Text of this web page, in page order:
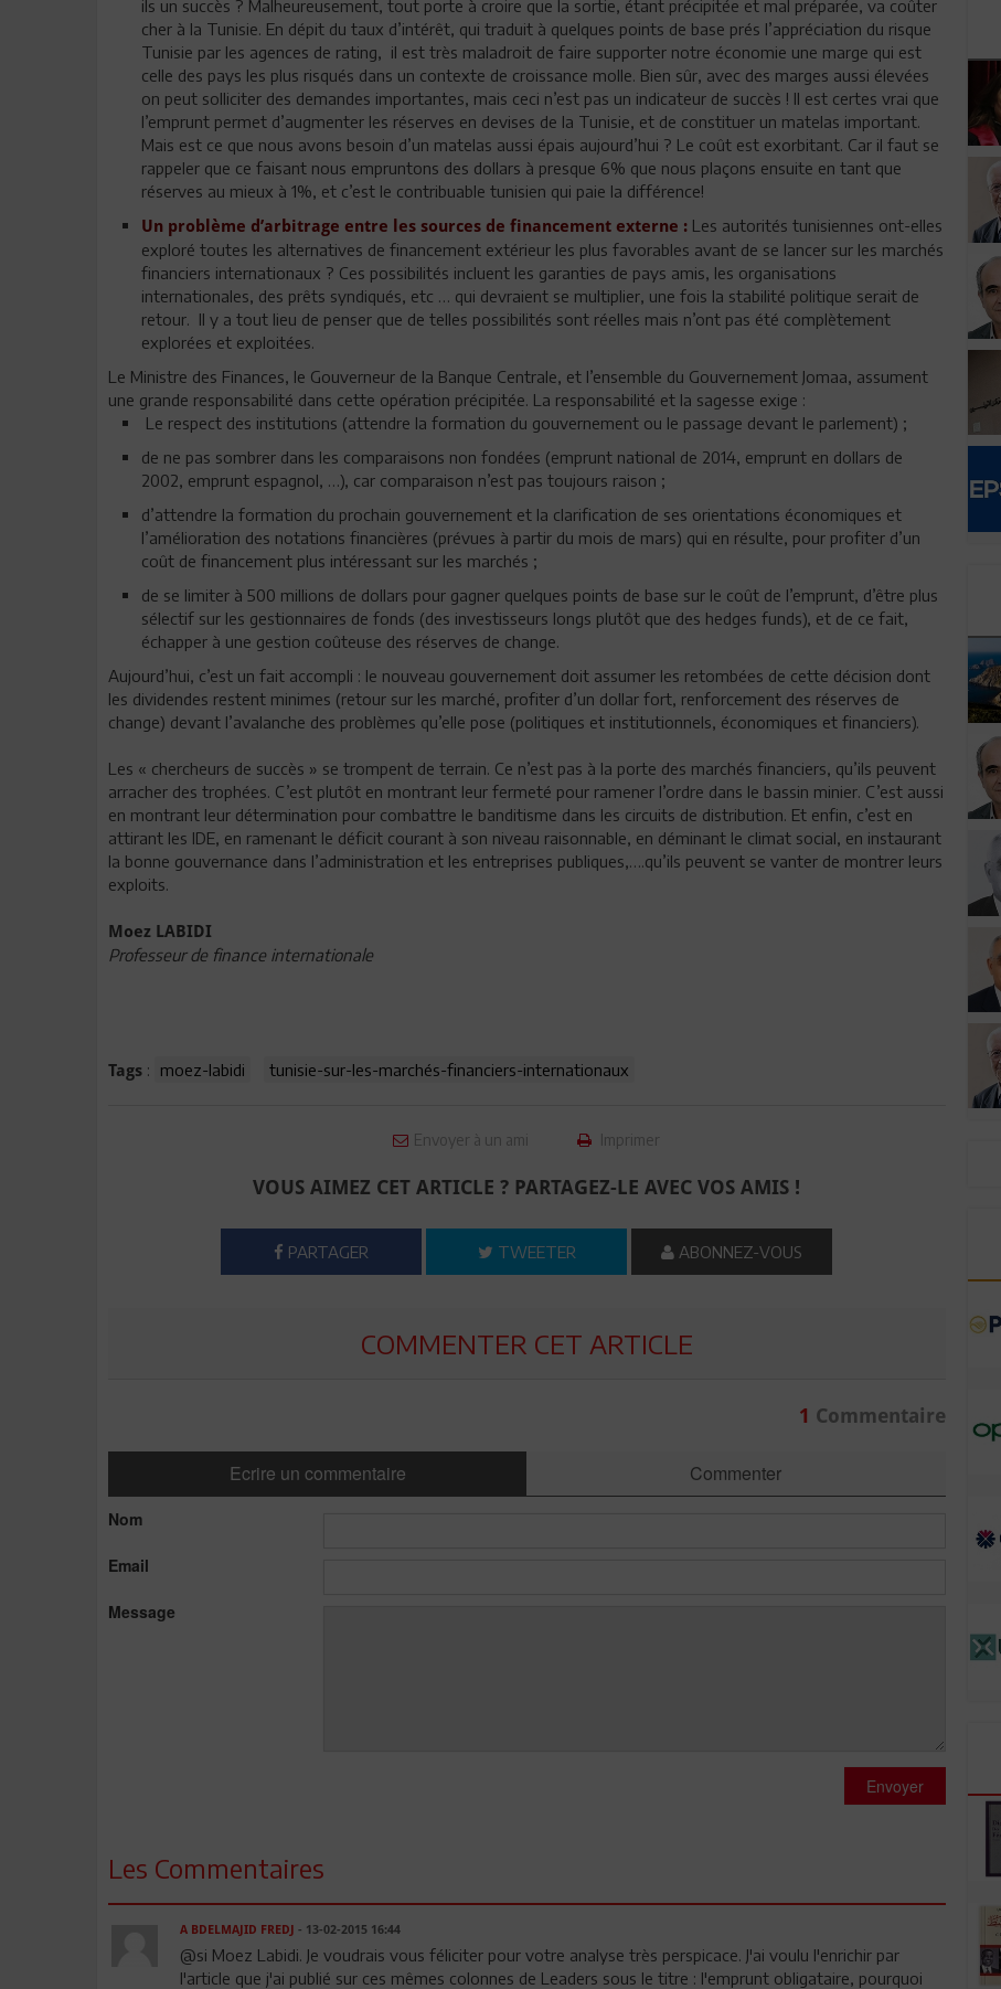
ils un succès ? Malheureusement, tout porte à croire que la sortie, étant précipitée et mal préparée, va coûter
cher à la Tunisie. En dépit du taux d’intérêt, qui traduit à quelques points de base prés l’appréciation du risque
Tunisie par les agences de rating, il est très maladroit de faire supporter notre économie une marge qui est
celle des pays les plus risqués dans un contexte de croissance molle. Bien sûr, avec des marges aussi élevées
on peut solliciter des demandes importantes, mais ceci n’est pas un indicateur de succès ! Il est certes vrai que
l’emprunt permet d’augmenter les réserves en devises de la Tunisie, et de constituer un matelas important.
Mais est ce que nous avons besoin d’un matelas aussi épais aujourd’hui ? Le coût est exorbitant. Car il faut se
rappeler que ce faisant nous empruntons des dollars à presque 6% que nous plaçons ensuite en tant que
réserves au mieux à 1%, et c’est le contribuable tunisien qui paie la différence!
Un problème d’arbitrage entre les sources de financement externe : Les autorités tunisiennes ont-elles
exploré toutes les alternatives de financement extérieur les plus favorables avant de se lancer sur les marchés
financiers internationaux ? Ces possibilités incluent les garanties de pays amis, les organisations
internationales, des prêts syndiqués, etc … qui devraient se multiplier, une fois la stabilité politique serait de
retour. Il y a tout lieu de penser que de telles possibilités sont réelles mais n’ont pas été complètement
explorées et exploitées.
Le Ministre des Finances, le Gouverneur de la Banque Centrale, et l’ensemble du Gouvernement Jomaa, assument
une grande responsabilité dans cette opération précipitée. La responsabilité et la sagesse exige :
Le respect des institutions (attendre la formation du gouvernement ou le passage devant le parlement) ;
de ne pas sombrer dans les comparaisons non fondées (emprunt national de 2014, emprunt en dollars de
2002, emprunt espagnol, …), car comparaison n’est pas toujours raison ;
d’attendre la formation du prochain gouvernement et la clarification de ses orientations économiques et
l’amélioration des notations financières (prévues à partir du mois de mars) qui en résulte, pour profiter d’un
coût de financement plus intéressant sur les marchés ;
de se limiter à 500 millions de dollars pour gagner quelques points de base sur le coût de l’emprunt, d’être plus
sélectif sur les gestionnaires de fonds (des investisseurs longs plutôt que des hedges funds), et de ce fait,
échapper à une gestion coûteuse des réserves de change.
Aujourd’hui, c’est un fait accompli : le nouveau gouvernement doit assumer les retombées de cette décision dont
les dividendes restent minimes (retour sur les marché, profiter d’un dollar fort, renforcement des réserves de
change) devant l’avalanche des problèmes qu’elle pose (politiques et institutionnels, économiques et financiers).
Les « chercheurs de succès » se trompent de terrain. Ce n’est pas à la porte des marchés financiers, qu’ils peuvent
arracher des trophées. C’est plutôt en montrant leur fermeté pour ramener l’ordre dans le bassin minier. C’est aussi
en montrant leur détermination pour combattre le banditisme dans les circuits de distribution. Et enfin, c’est en
attirant les IDE, en ramenant le déficit courant à son niveau raisonnable, en déminant le climat social, en instaurant
la bonne gouvernance dans l’administration et les entreprises publiques,….qu’ils peuvent se vanter de montrer leurs
exploits.
Moez LABIDI
Professeur de finance internationale
Tags : moez-labidi tunisie-sur-les-marchés-financiers-internationaux
Envoyer à un ami Imprimer
VOUS AIMEZ CET ARTICLE ? PARTAGEZ-LE AVEC VOS AMIS !
PARTAGER TWEETER ABONNEZ-VOUS
COMMENTER CET ARTICLE
1 Commentaire
Ecrire un commentaire Commenter
Nom
Email
Message
Envoyer
Les Commentaires
A BDELMAJID FREDJ - 13-02-2015 16:44
@si Moez Labidi. Je voudrais vous féliciter pour votre analyse très perspicace. J'ai voulu l'enrichir par
l'article que j'ai publié sur ces mêmes colonnes de Leaders sous le titre : l'emprunt obligataire, pourquoi